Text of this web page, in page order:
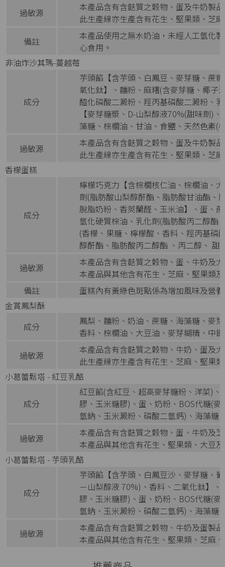
過敏源
本產品含有含麩質之穀物、蛋及牛奶製
此生產線亦生產含有花生、堅果類、芝
備註
本產品使用之無水奶油，未經人工氫化
心食用。
非油炸沙其瑪-蔓越莓
成分
芋頭餡【含芋頭、白鳳豆、麥芽糖、蔗
氧化鈦】、麵粉、麻糬(含麥芽糖、椰子
醯化磷酸二澱粉、羥丙基磷酸二澱粉、
【麥芽糖漿、D-山梨醇液70%(甜味劑)
藻糖、棕櫚油、甘油、食鹽、天然色素(
過敏源
本產品含有含麩質之穀物、蛋及牛奶製
此生產線亦生產含有花生、堅果類、芝
香檬蛋糕
成分
檸檬巧克力【含棕櫚核仁油、棕櫚油、
劑(脂肪酸山梨醇酐酯、脂肪酸甘油酯、
脫脂奶粉、香莢蘭醛、玉米油】、蛋、
氫化硬質棕油、乳化劑(脂肪酸丙二醇酯
(香檬、果糖、檸檬酸、香料、羥丙基磷
醇酐酯、脂肪酸丙二醇酯 、丙二醇、 甜
過敏源
本產品含有含麩質之穀物、蛋、牛奶及
本產品與其他含有花生、芝麻、堅果類
備註
蛋糕內有黃綠色斑點係為增加風味及營
金賞鳳梨酥
成分
鳳梨、麵粉、奶油、蔗糖、海藻糖、麥
香料、棕櫚油、大豆油、麥芽糊精、中
過敏源
本產品含有含麩質之穀物、牛奶、蛋及
此生產線亦生產含有花生、芝麻、堅果
小葛蕾鬆塔 - 紅豆乳酪
成分
紅豆餡(含紅豆、超高麥芽糖粉、洋菜)
膠、玉米糖膠)、蛋、奶粉、BOS代糖(
氫鈉、玉米澱粉、磷酸二氫鈣)、海藻糖
過敏源
本產品含有含麩質之穀物、蛋、牛奶及
本產品與其他含有花生、堅果類、大豆
小葛蕾鬆塔 - 芋頭乳酪
成分
芋頭餡【含芋頭、白鳳豆沙、麥芽糖、
－山梨醇液 70%)、香料、二氧化鈦】
膠、玉米糖膠)、蛋、奶粉、BOS代糖(
氫鈉、玉米澱粉、磷酸二氫鈣)、海藻糖
過敏源
本產品含有含麩質之穀物、牛奶及蛋製
本產品與其他含有花生、堅果類、芝麻